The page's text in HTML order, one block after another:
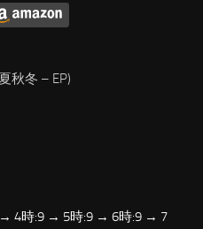
秋冬 – EP)
4時:9 → 5時:9 → 6時:9 → 7